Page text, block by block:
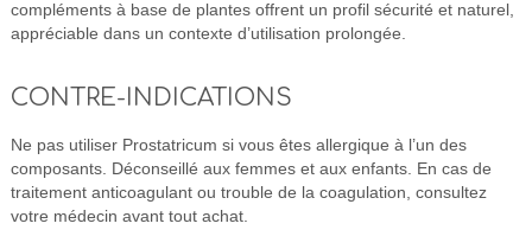
compléments à base de plantes offrent un profil sécurité et naturel,
appréciable dans un contexte d’utilisation prolongée.
CONTRE-INDICATIONS
Ne pas utiliser Prostatricum si vous êtes allergique à l’un des
composants. Déconseillé aux femmes et aux enfants. En cas de
traitement anticoagulant ou trouble de la coagulation, consultez
votre médecin avant tout achat.